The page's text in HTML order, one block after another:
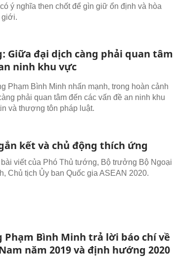
ý nghĩa then chốt để gìn giữ ổn định và hòa
giới.
Giữa đại dịch càng phải quan tâm
ninh khu vực
Phạm Bình Minh nhấn mạnh, trong hoàn cảnh
phải quan tâm đến các vấn đề an ninh khu
và thượng tôn pháp luật.
kết và chủ động thích ứng
viết của Phó Thủ tướng, Bộ trưởng Bộ Ngoại
Chủ tịch Ủy ban Quốc gia ASEAN 2020.
Phạm Bình Minh trả lời báo chí về
năm 2019 và định hướng 2020